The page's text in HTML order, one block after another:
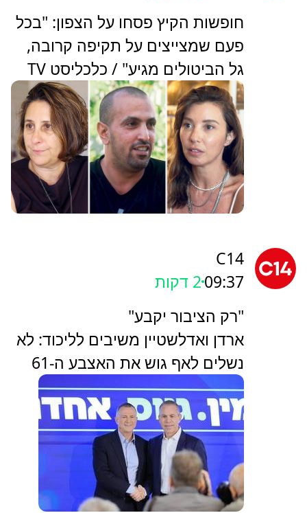
חופשות הקיץ פסחו על הצפון: "בכל
פעם שמצייצים על תקיפה קרובה,
גל הביטולים מגיע" / כלכליסט TV
C14
09:372 דקות
"רק הציבור יקבע"
ארדן ואדלשטיין משיבים לליכוד: לא
נשלים לאף גוש את האצבע ה-61